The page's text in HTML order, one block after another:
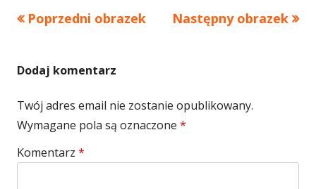
Poprzedni obrazek Następny obrazek
Dodaj komentarz
Twój adres email nie zostanie opublikowany.
Wymagane pola są oznaczone *
Komentarz *